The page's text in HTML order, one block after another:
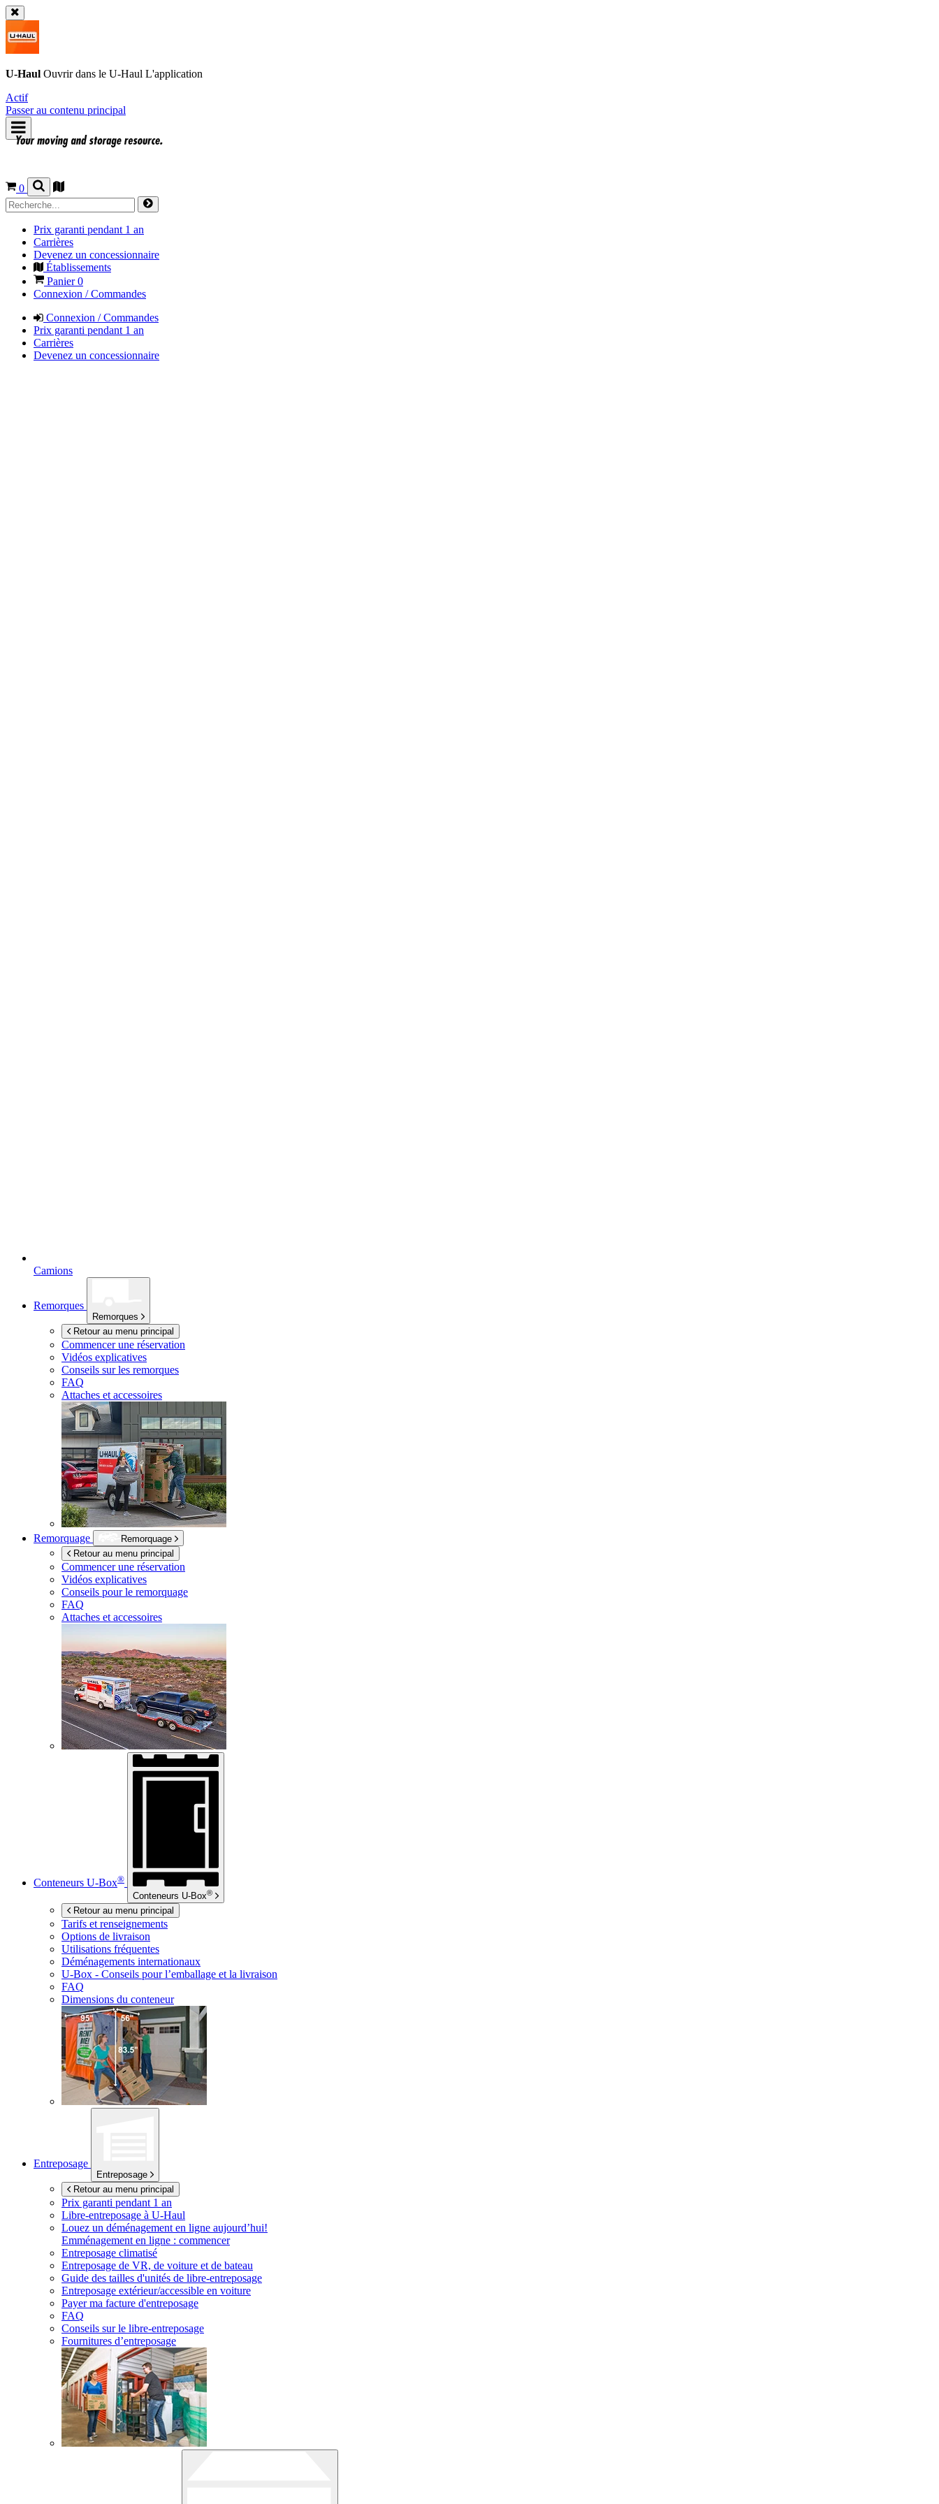
U-Haul Ouvrir dans le U-Haul L'application
Actif
Passer au contenu principal
0
Prix garanti pendant 1 an
Carrières
Devenez un concessionnaire
Établissements
Panier0
Connexion / Commandes
Connexion / Commandes
Prix garanti pendant 1 an
Carrières
Devenez un concessionnaire
Camions
Remorques
Remorques
Retour au menu principal
Commencer une réservation
Vidéos explicatives
Conseils sur les remorques
FAQ
Attaches et accessoires
Remorquage
Remorquage
Retour au menu principal
Commencer une réservation
Vidéos explicatives
Conseils pour le remorquage
FAQ
Attaches et accessoires
Conteneurs U-Box®
Conteneurs U-Box®
Retour au menu principal
Tarifs et renseignements
Options de livraison
Utilisations fréquentes
Déménagements internationaux
U-Box - Conseils pour l’emballage et la livraison
FAQ
Dimensions du conteneur
Entreposage
Entreposage
Retour au menu principal
Prix garanti pendant 1 an
Libre-entreposage à U-Haul
Louez un déménagement en ligne aujourd’hui!
Emménagement en ligne : commencer
Entreposage climatisé
Entreposage de VR, de voiture et de bateau
Guide des tailles d'unités de libre-entreposage
Entreposage extérieur/accessible en voiture
Payer ma facture d'entreposage
FAQ
Conseils sur le libre-entreposage
Fournitures d’entreposage